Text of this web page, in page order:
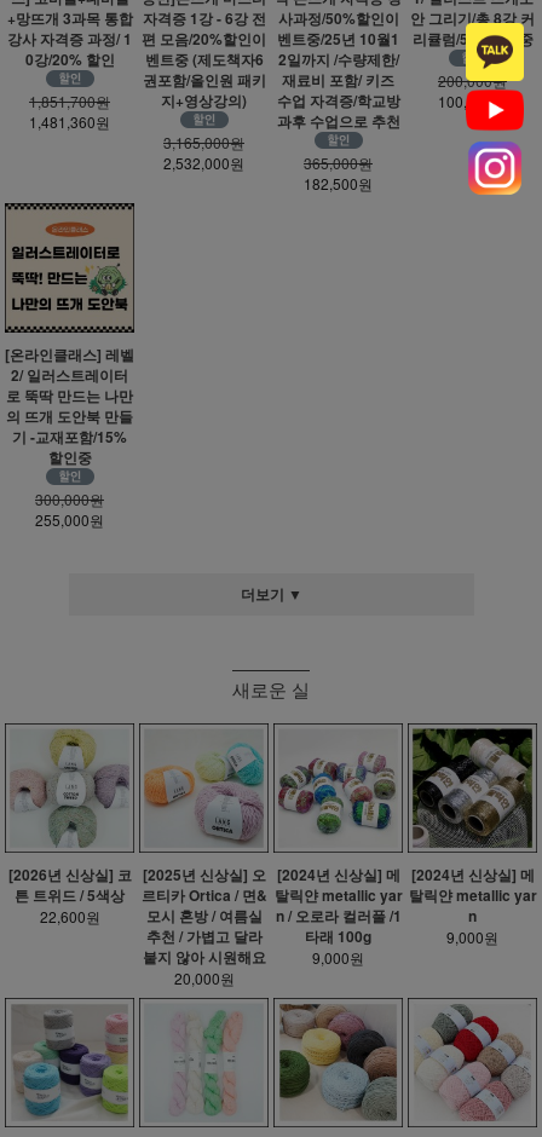
+망뜨개 3과목 통합
강사 자격증 과정/ 1
0강/20% 할인
1,851,700원
1,481,360원
자격증 1강 - 6강 전
편 모음/20%할인이
벤트중 (제도책자6
권포함/올인원 패키
지+영상강의)
3,165,000원
2,532,000원
사과정/50%할인이
벤트중/25년 10월1
2일까지 /수량제한/
재료비 포함/ 키즈
수업 자격증/학교방
과후 수업으로 추천
365,000원
182,500원
안 그리기/총 8강 커
리큘럼/50%할인중
200,000원
100,000원
[온라인클래스] 레벨
2/ 일러스트레이터
로 뚝딱 만드는 나만
의 뜨개 도안북 만들
기 -교재포함/15%
할인중
300,000원
255,000원
더보기 ▼
새로운 실
[2026년 신상실] 코
튼 트위드 / 5색상
22,600원
[2025년 신상실] 오
르티카 Ortica / 면&
모시 혼방 / 여름실
추천 / 가볍고 달라
붙지 않아 시원해요
20,000원
[2024년 신상실] 메
탈릭얀 metallic yar
n / 오로라 컬러풀 /1
타래 100g
9,000원
[2024년 신상실] 메
탈릭얀 metallic yar
n
9,000원